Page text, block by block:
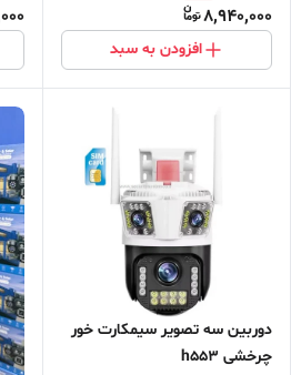
8,940,000
افزودن به سبد
دوربین سه تصویر سیمکارت خور
چرخشی h553